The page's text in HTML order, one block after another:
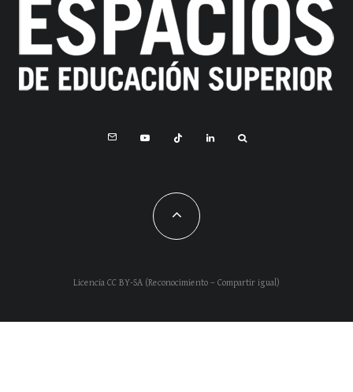
Licencia CC BY-SA (Reconocimiento – Compartir igual)